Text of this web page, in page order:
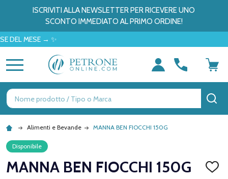
ISCRIVITI ALLA NEWSLETTER PER RICEVERE UNO
SCONTO IMMEDIATO AL PRIMO ORDINE!
MESE → ✨
Ricerca
Alimenti e Bevande MANNA BEN FIOCCHI 150G
Disponibile
MANNA BEN FIOCCHI 150G